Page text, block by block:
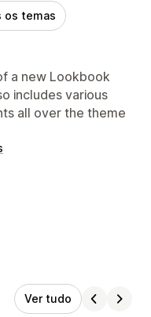
os temas
a new Lookbook
includes various
all over the theme
Ver tudo